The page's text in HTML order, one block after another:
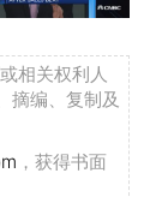
相关权利人
摘编、复制及
，获得书面